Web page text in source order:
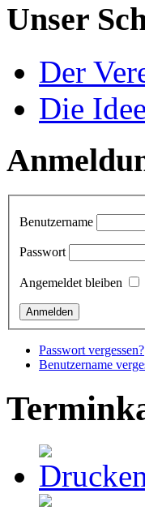
Unser
Der
Die Idee
Benutzername
Passwort
Angemeldet bleiben
Passwort vergessen?
Benutzername